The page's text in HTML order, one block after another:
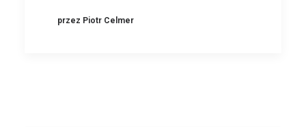
przez Piotr Celmer